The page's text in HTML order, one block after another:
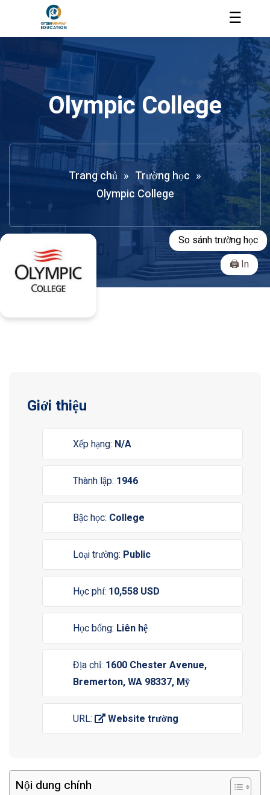
☰
Olympic College
Trang chủ » Trường học »
Olympic College
So sánh trường học
In
Giới thiệu
Xếp hạng: N/A
Thành lập: 1946
Bậc học: College
Loại trường: Public
Học phí: 10,558 USD
Học bổng: Liên hệ
Địa chỉ: 1600 Chester Avenue,
Bremerton, WA 98337, Mỹ
URL: Website trường
Nội dung chính